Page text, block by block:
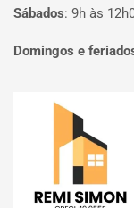
Sábados: 9h às
Domingos e
Página inicial